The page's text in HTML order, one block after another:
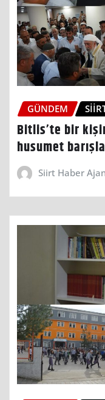
GÜNDEM
Bitlis’te bir
husumet
Siirt Haber